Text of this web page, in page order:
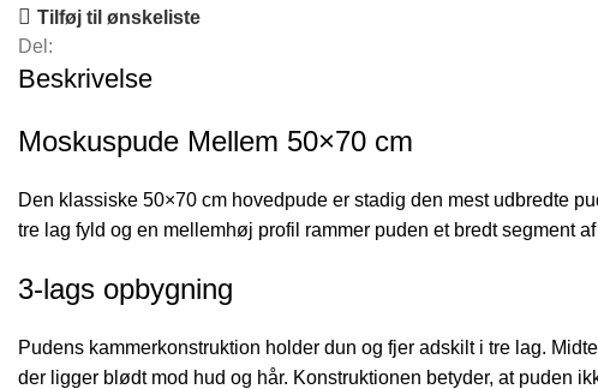
Tilføj til ønskeliste
Del:
Beskrivelse
Moskuspude Mellem 50×70 cm
Den klassiske 50×70 cm hovedpude er stadig den mest udbredte
tre lag fyld og en mellemhøj profil rammer puden et bredt segment
3-lags opbygning
Pudens kammerkonstruktion holder dun og fjer adskilt i tre lag.
der ligger blødt mod hud og hår. Konstruktionen betyder, at puden